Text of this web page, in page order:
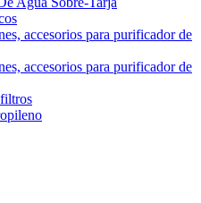
accesorios para purificador de
accesorios para purificador de